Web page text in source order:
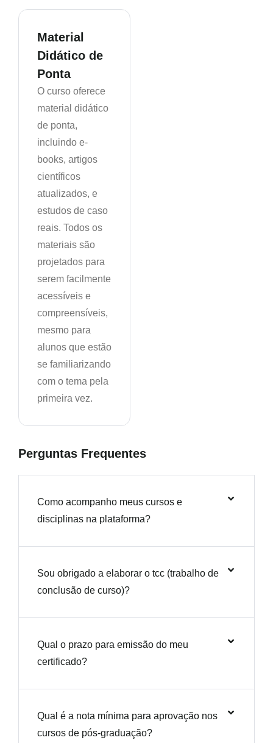
Material
Didático de
Ponta
O curso oferece
material didático
de ponta,
incluindo e-
books, artigos
científicos
atualizados, e
estudos de caso
reais. Todos os
materiais são
projetados para
serem facilmente
acessíveis e
compreensíveis,
mesmo para
alunos que estão
se familiarizando
com o tema pela
primeira vez.
Perguntas Frequentes
Como acompanho meus cursos e
disciplinas na plataforma?
Sou obrigado a elaborar o tcc (trabalho de
conclusão de curso)?
Qual o prazo para emissão do meu
certificado?
Qual é a nota mínima para aprovação nos
cursos de pós-graduação?